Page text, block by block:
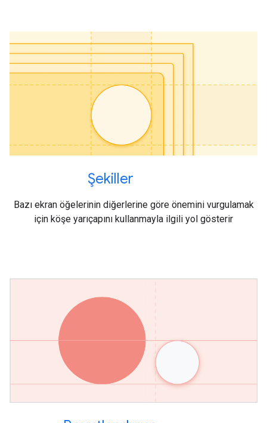
Şekiller
Bazı ekran öğelerinin diğerlerine göre önemini vurgulamak
için köşe yarıçapını kullanmayla ilgili yol gösterir